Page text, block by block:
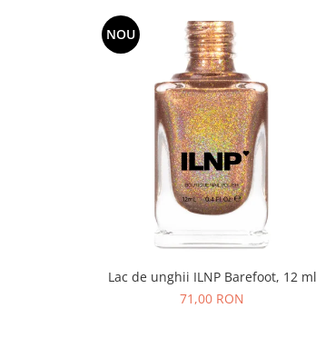
NOU
Lac de unghii ILNP Barefoot, 12 ml
71,00 RON